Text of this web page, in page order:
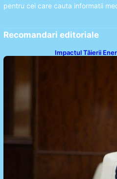
pentru cei care cauta informatii
Recomandari editoriale
Impactul Tăierii